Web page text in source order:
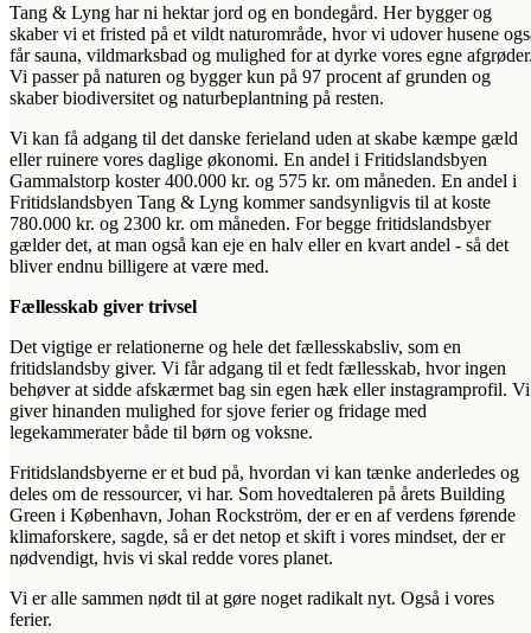
Tang & Lyng har ni hektar jord og en bondegård. Her bygger og
skaber vi et fristed på et vildt naturområde, hvor vi udover husene
får sauna, vildmarksbad og mulighed for at dyrke vores egne
Vi passer på naturen og bygger kun på 97 procent af grunden og
skaber biodiversitet og naturbeplantning på resten.
Vi kan få adgang til det danske ferieland uden at skabe kæmpe gæld
eller ruinere vores daglige økonomi. En andel i Fritidslandsbyen
Gammalstorp koster 400.000 kr. og 575 kr. om måneden. En andel i
Fritidslandsbyen Tang & Lyng kommer sandsynligvis til at koste
780.000 kr. og 2300 kr. om måneden. For begge fritidslandsbyer
gælder det, at man også kan eje en halv eller en kvart andel - så det
bliver endnu billigere at være med.
Fællesskab giver trivsel
Det vigtige er relationerne og hele det fællesskabsliv, som en
fritidslandsby giver. Vi får adgang til et fedt fællesskab, hvor ingen
behøver at sidde afskærmet bag sin egen hæk eller instagramprofil. Vi
giver hinanden mulighed for sjove ferier og fridage med
legekammerater både til børn og voksne.
Fritidslandsbyerne er et bud på, hvordan vi kan tænke anderledes og
deles om de ressourcer, vi har. Som hovedtaleren på årets Building
Green i København, Johan Rockström, der er en af verdens førende
klimaforskere, sagde, så er det netop et skift i vores mindset, der er
nødvendigt, hvis vi skal redde vores planet.
Vi er alle sammen nødt til at gøre noget radikalt nyt. Også i vores
ferier.